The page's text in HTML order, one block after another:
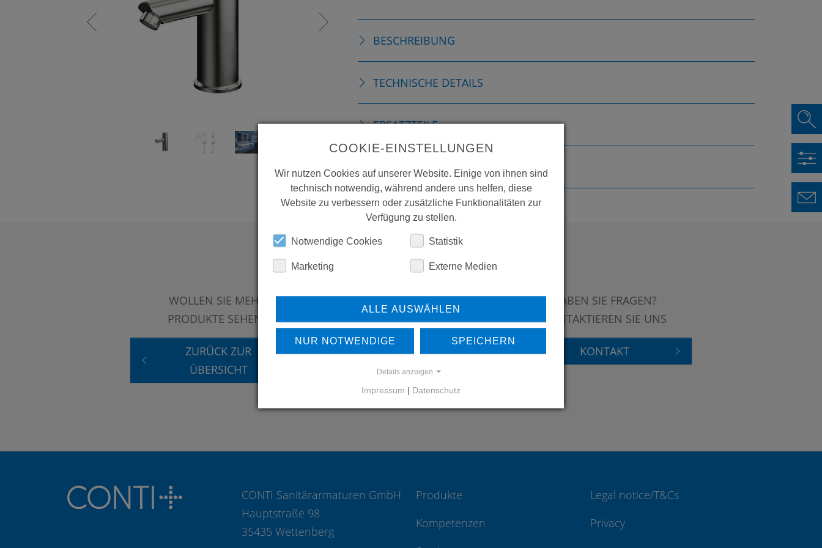
BESCHREIBUNG
TECHNISCHE DETAILS
ERSATZTEILE
DOWNLOADS
WOLLEN SIE MEHR
PRODUKTE SEHEN?
ZURÜCK ZUR
ÜBERSICHT
ERFAHREN SIE MEHR ÜBER
UNSERE REFERENZEN
REFERENZEN
HABEN SIE FRAGEN?
KONTAKTIEREN SIE UNS
KONTAKT
CONTI Sanitärarmaturen GmbH
Hauptstraße 98
35435 Wettenberg
Produkte
Kompetenzen
Legal notice/T&Cs
Privacy
COOKIE-EINSTELLUNGEN
Wir nutzen Cookies auf unserer Website. Einige von ihnen sind
technisch notwendig, während andere uns helfen, diese
Website zu verbessern oder zusätzliche Funktionalitäten zur
Verfügung zu stellen.
Notwendige Cookies Statistik
Marketing Externe Medien
ALLE AUSWÄHLEN
NUR NOTWENDIGE SPEICHERN
Details anzeigen
Impressum | Datenschutz